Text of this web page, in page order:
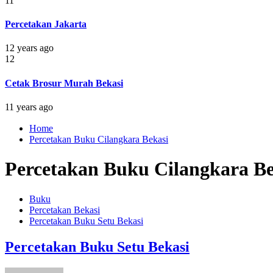
Percetakan Jakarta
12 years ago
12
Cetak Brosur Murah Bekasi
11 years ago
Home
Percetakan Buku Cilangkara Bekasi
Percetakan Buku Cilangkara
Buku
Percetakan Bekasi
Percetakan Buku Setu Bekasi
Percetakan Buku Setu Bekasi